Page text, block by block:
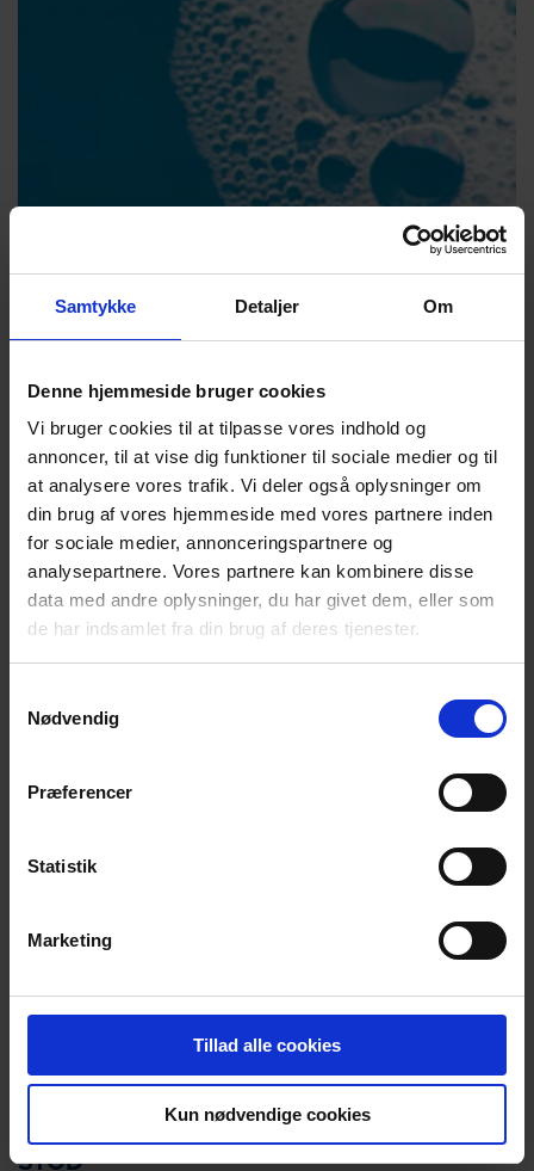
Samtykke Detaljer Om
Denne hjemmeside bruger cookies
Vi bruger cookies til at tilpasse vores indhold og
annoncer, til at vise dig funktioner til sociale medier og til
at analysere vores trafik. Vi deler også oplysninger om
din brug af vores hjemmeside med vores partnere inden
for sociale medier, annonceringspartnere og
analysepartnere. Vores partnere kan kombinere disse
data med andre oplysninger, du har givet dem, eller som
de har indsamlet fra din brug af deres tjenester.
Nødvendig
Præferencer
Statistik
Marketing
Tillad alle cookies
Kun nødvendige cookies
TVÄTTMEDEL OCH RENGÖRINGSMEDEL
DESMI möter specialiserade krav med sina ROTAN®-
melass och färdiga lösningar.
STÖD